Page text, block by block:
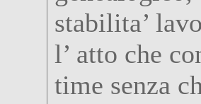
stabilita’
l’ atto che
time senza